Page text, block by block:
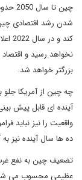
شدن رشد اقتصادی
بزرگتر خواهد شد.
چه چین از آمریکا
آینده ای قابل پیش
واقعیت را نیز نباید
ده ها سال آینده نیز
تضعیف چین به نفع
عظیمی محسوب می شود